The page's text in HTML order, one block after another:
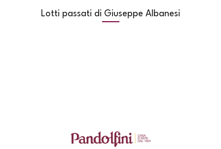
Lotti passati di Giuseppe Albanesi